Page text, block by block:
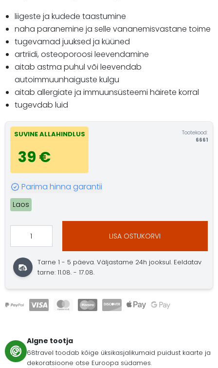
liigeste ja kudede taastumine
naha paranemine ja selle vananemisvastane toime
tugevamad juuksed ja küüned
artriidi, osteoporoosi leevendamine
aitab astma puhul või leevendab
autoimmuunhaiguste kulgu
aitab allergiate ja immuunsüsteemi häirete korral
tugevdab luid
SUVINE ALLAHINDLUS
39 €
Tootekood:
6661
Parima hinna garantii
Laos
LISA OSTUKORVI
Tarne 1 - 5 päeva. Väljastame 24h jooksul. Eeldatav
tarne: 11.08. - 17.08.
Algne tootja
68travel toodab kõige üksikasjalikumaid puidust kaarte ja
dekoratsioone otse Euroopa südames.